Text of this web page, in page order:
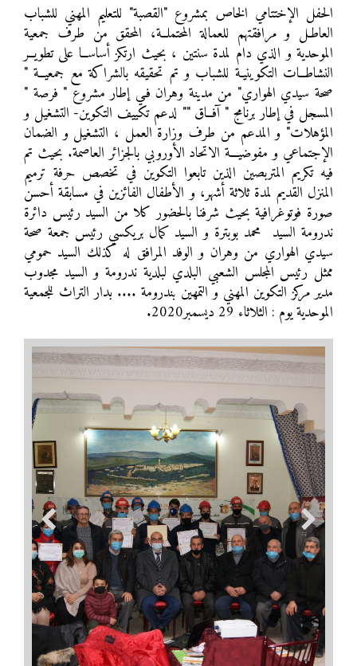
الحفل الإختتامي الخاص بمشروع "القصبة" للتعليم المهني للشباب
العاطـل و مرافقتهم للعمالة المحتملــة، المحقق من طرف جمعية
الموحدية و الذي دام لمدة سنتين ، بحيث ارتكز أساســا على تطويــر
النشاطــات التكوينيـة للشباب و تم تحقيقه بالشراكة مع جمعيــة "
صحة سيدي الهواري" من مدينة وهران فـي إطار مشروع " فرصة "
المسجل في إطار برنامج " آفــاق "" لدعم تكييف التكوين- التشغيل و
المؤهلات" و المدعم من طرف وزارة العمل ، التشغيل و الضمان
الإجتماعي و مفوضيـــة الاتحاد الأوروبي بالجزائر العاصمة. بحيث تم
فيه تكريم المتربصين الذين تابعوا التكوين في تخصص حرفة ترميم
المنزل القديم لمدة ثلاثة أشهر، و الأطفال الفائزين في مسابقة أحسن
صورة فوتوغرافية بحيث شرفنا بالحضور كلا من السيد رئيس دائرة
ندرومة السيد محمد بوبترة و السيد كمال بريكسي رئيس جمعة صحة
سيدي الهواري من وهران و الوفد المرافق له كذلك السيد حمومي
ممثل رئيس المجلس الشعبي البلدي لبلدية ندرومة و السيد مجدوب
مدير مركز التكوين المهني و التمهين بندرومة .... بدار التراث للجمعية
الموحدية يوم : الثلاثاء 29 ديسمبر2020.